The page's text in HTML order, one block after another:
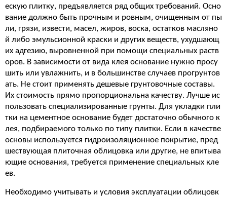
ескую плитку, предъявляется ряд общих требований. Осно
вание должно быть прочным и ровным, очищенным от пы
ли, грязи, извести, масел, жиров, воска, остатков масляно
й либо эмульсионной краски и других веществ, ухудшающ
их адгезию, выровненной при помощи специальных раств
оров. В зависимости от вида клея основание нужно просу
шить или увлажнить, и в большинстве случаев прогрунтов
ать. Не стоит применять дешевые грунтовочные составы.
Их стоимость прямо пропорциональна качеству. Лучше ис
пользовать специализированные грунты. Для укладки пли
тки на цементное основание будет достаточно обычного к
лея, подбираемого только по типу плитки. Если в качестве
основы используется гидроизоляционное покрытие, пред
шествующая плиточная облицовка или другие, не впитыва
ющие основания, требуется применение специальных кле
ев.
Необходимо учитывать и условия эксплуатации облицовк